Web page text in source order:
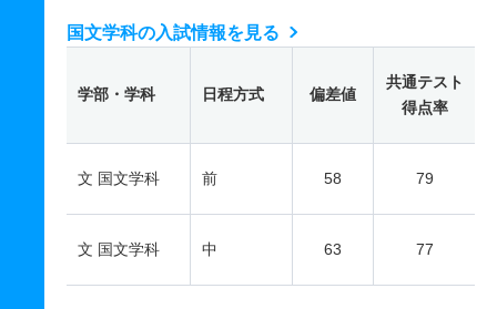
国文学科の入試情報を見る
学部・学科 日程方式 偏差値
共通テスト
得点率
文 国文学科 前 58 79
文 国文学科 中 63 77